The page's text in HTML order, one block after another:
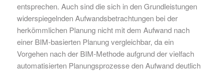
entsprechen. Auch sind die sich in den Grundleistungen
widerspiegelnden Aufwandsbetrachtungen bei der
herkömmlichen Planung nicht mit dem Aufwand nach
einer BIM-basierten Planung vergleichbar, da ein
Vorgehen nach der BIM-Methode aufgrund der vielfach
automatisierten Planungsprozesse den Aufwand deutlich